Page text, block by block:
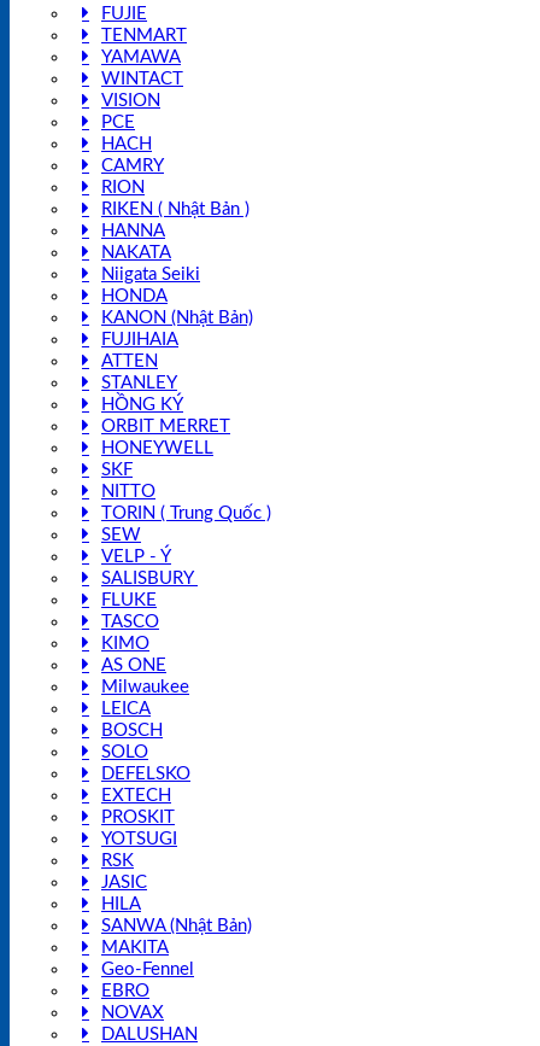
FUJIE
TENMART
YAMAWA
WINTACT
VISION
PCE
HACH
CAMRY
RION
RIKEN ( Nhật Bản )
HANNA
NAKATA
Niigata Seiki
HONDA
KANON (Nhật Bản)
FUJIHAIA
ATTEN
STANLEY
HỒNG KÝ
ORBIT MERRET
HONEYWELL
SKF
NITTO
TORIN ( Trung Quốc )
SEW
VELP - Ý
SALISBURY
FLUKE
TASCO
KIMO
AS ONE
Milwaukee
LEICA
BOSCH
SOLO
DEFELSKO
EXTECH
PROSKIT
YOTSUGI
RSK
JASIC
HILA
SANWA (Nhật Bản)
MAKITA
Geo-Fennel
EBRO
NOVAX
DALUSHAN